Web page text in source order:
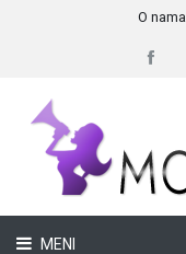
O nama
MENI